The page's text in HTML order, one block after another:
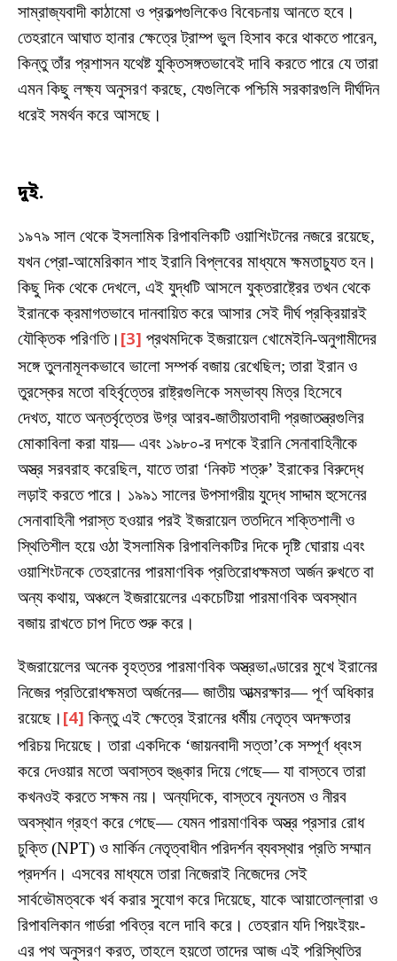
সাম্রাজ্যবাদী কাঠামো ও প্রকল্পগুলিকেও বিবেচনায় আনতে হবে।
তেহরানে আঘাত হানার ক্ষেত্রে ট্রাম্প ভুল হিসাব করে থাকতে পারেন,
কিন্তু তাঁর প্রশাসন যথেষ্ট যুক্তিসঙ্গতভাবেই দাবি করতে পারে যে তারা
এমন কিছু লক্ষ্য অনুসরণ করছে, যেগুলিকে পশ্চিমি সরকারগুলি দীর্ঘদিন
ধরেই সমর্থন করে আসছে।
দুই.
১৯৭৯ সাল থেকে ইসলামিক রিপাবলিকটি ওয়াশিংটনের নজরে রয়েছে,
যখন প্রো-আমেরিকান শাহ ইরানি বিপ্লবের মাধ্যমে ক্ষমতাচ্যুত হন।
কিছু দিক থেকে দেখলে, এই যুদ্ধটি আসলে যুক্তরাষ্ট্রের তখন থেকে
ইরানকে ক্রমাগতভাবে দানবায়িত করে আসার সেই দীর্ঘ প্রক্রিয়ারই
যৌক্তিক পরিণতি। [3] প্রথমদিকে ইজরায়েল খোমেইনি-অনুগামীদের
সঙ্গে তুলনামূলকভাবে ভালো সম্পর্ক বজায় রেখেছিল; তারা ইরান ও
তুরস্কের মতো বহির্বৃত্তের রাষ্ট্রগুলিকে সম্ভাব্য মিত্র হিসেবে
দেখত, যাতে অন্তর্বৃত্তের উগ্র আরব-জাতীয়তাবাদী প্রজাতন্ত্রগুলির
মোকাবিলা করা যায়— এবং ১৯৮০-র দশকে ইরানি সেনাবাহিনীকে
অস্ত্র সরবরাহ করেছিল, যাতে তারা ‘নিকট শত্রু’ ইরাকের বিরুদ্ধে
লড়াই করতে পারে। ১৯৯১ সালের উপসাগরীয় যুদ্ধে সাদ্দাম হুসেনের
সেনাবাহিনী পরাস্ত হওয়ার পরই ইজরায়েল ততদিনে শক্তিশালী ও
স্থিতিশীল হয়ে ওঠা ইসলামিক রিপাবলিকটির দিকে দৃষ্টি ঘোরায় এবং
ওয়াশিংটনকে তেহরানের পারমাণবিক প্রতিরোধক্ষমতা অর্জন রুখতে বা
অন্য কথায়, অঞ্চলে ইজরায়েলের একচেটিয়া পারমাণবিক অবস্থান
বজায় রাখতে চাপ দিতে শুরু করে।
ইজরায়েলের অনেক বৃহত্তর পারমাণবিক অস্ত্রভাণ্ডারের মুখে ইরানের
নিজের প্রতিরোধক্ষমতা অর্জনের— জাতীয় আত্মরক্ষার— পূর্ণ অধিকার
রয়েছে। [4] কিন্তু এই ক্ষেত্রে ইরানের ধর্মীয় নেতৃত্ব অদক্ষতার
পরিচয় দিয়েছে। তারা একদিকে ‘জায়নবাদী সত্তা’কে সম্পূর্ণ ধ্বংস
করে দেওয়ার মতো অবাস্তব হুঙ্কার দিয়ে গেছে— যা বাস্তবে তারা
কখনওই করতে সক্ষম নয়। অন্যদিকে, বাস্তবে ন্যূনতম ও নীরব
অবস্থান গ্রহণ করে গেছে— যেমন পারমাণবিক অস্ত্র প্রসার রোধ
চুক্তি (NPT) ও মার্কিন নেতৃত্বাধীন পরিদর্শন ব্যবস্থার প্রতি সম্মান
প্রদর্শন। এসবের মাধ্যমে তারা নিজেরাই নিজেদের সেই
সার্বভৌমত্বকে খর্ব করার সুযোগ করে দিয়েছে, যাকে আয়াতোল্লারা ও
রিপাবলিকান গার্ডরা পবিত্র বলে দাবি করে। তেহরান যদি পিয়ংইয়ং-
এর পথ অনুসরণ করত, তাহলে হয়তো তাদের আজ এই পরিস্থিতির